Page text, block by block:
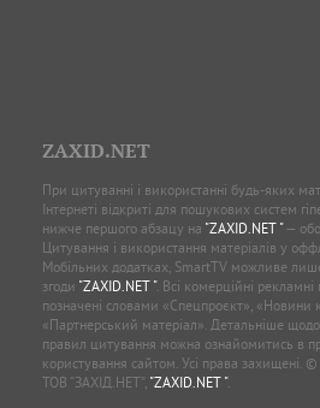
ZAXID.NET
При цитуванні і використанні будь-яких
Інтернеті відкриті для пошукових систем
нижче першого абзацу на "ZAXID.NET "—
Цитування і використання матеріалів у
Мобільних додатках, SmartTV можливе
згоди "ZAXID.NET ". Всі комерційні рекламні
позначені словами «Спецпроєкт», «Новини
«Партнерський матеріал». Детальніше
правил цитування можна ознайомитись в
користування сайтом. Усі права
ТОВ “ЗАХІД.НЕТ”, "ZAXID.NET ".